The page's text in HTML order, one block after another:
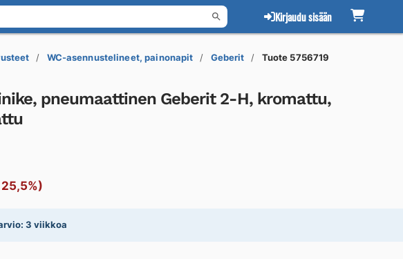
Kirjaudu sisään
WC-asennustelineet, painonapit Geberit Tuote 5756719
pneumaattinen Geberit 2-H, kromattu,
3 viikkoa